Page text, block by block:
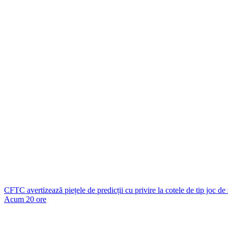
CFTC avertizează piețele de predicții cu privire la cotele de tip joc de
Acum 20 ore